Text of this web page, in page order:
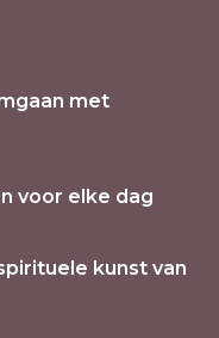
met
voor elke dag
kunst van